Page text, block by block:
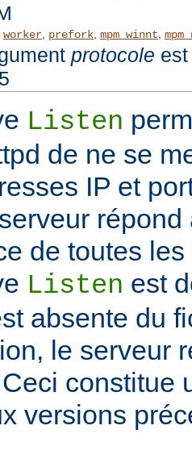
worker, prefork, mpm_winnt
protocole
Listen
de ne se
IP et
de toutes
Listen est
absente du
le serveur
constitue
versions